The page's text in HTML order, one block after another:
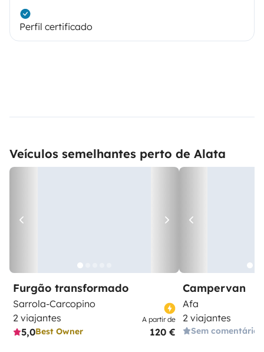
Perfil certificado
Veículos semelhantes perto de Alata
Furgão transformado
Sarrola-Carcopino
2 viajantes
5,0Best Owner
A partir de
120 €
Campervan
Afa
2 viajantes
Sem comentários